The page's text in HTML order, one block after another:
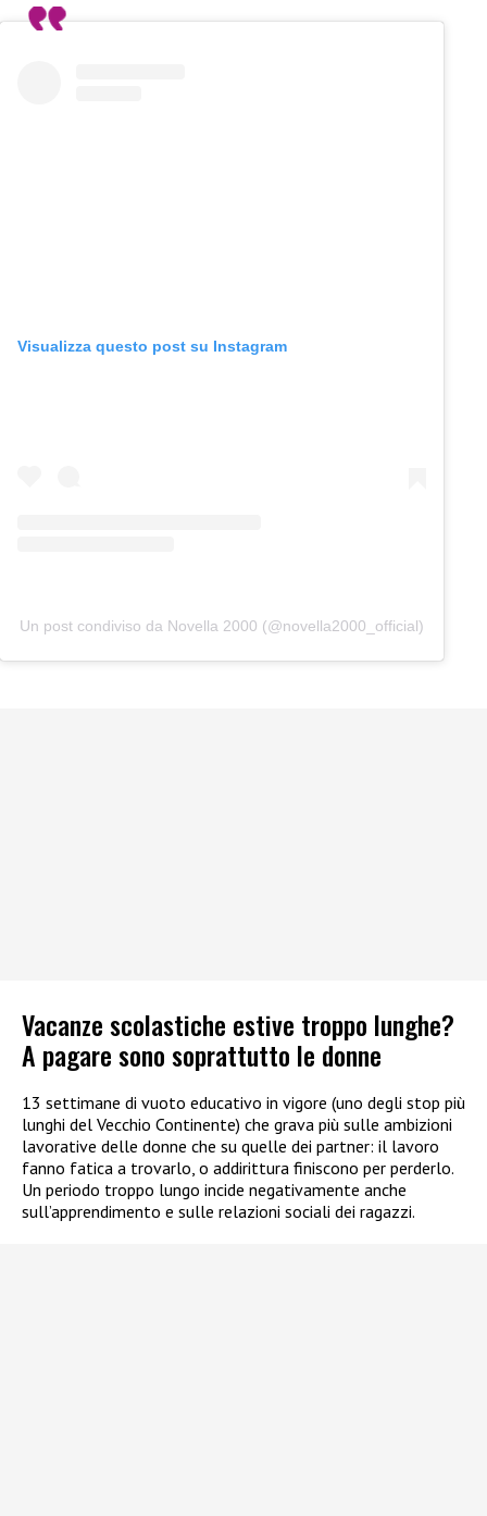
Visualizza questo post su Instagram
Un post condiviso da Novella 2000 (@novella2000_official)
Vacanze scolastiche estive troppo lunghe?
A pagare sono soprattutto le donne
13 settimane di vuoto educativo in vigore (uno degli stop più
lunghi del Vecchio Continente) che grava più sulle ambizioni
lavorative delle donne che su quelle dei partner: il lavoro
fanno fatica a trovarlo, o addirittura finiscono per perderlo.
Un periodo troppo lungo incide negativamente anche
sull’apprendimento e sulle relazioni sociali dei ragazzi.